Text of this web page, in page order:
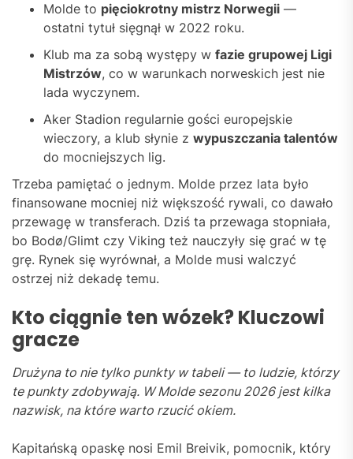
Molde to pięciokrotny mistrz Norwegii —
ostatni tytuł sięgnął w 2022 roku.
Klub ma za sobą występy w fazie grupowej Ligi
Mistrzów, co w warunkach norweskich jest nie
lada wyczynem.
Aker Stadion regularnie gości europejskie
wieczory, a klub słynie z wypuszczania talentów
do mocniejszych lig.
Trzeba pamiętać o jednym. Molde przez lata było
finansowane mocniej niż większość rywali, co dawało
przewagę w transferach. Dziś ta przewaga stopniała,
bo Bodø/Glimt czy Viking też nauczyły się grać w tę
grę. Rynek się wyrównał, a Molde musi walczyć
ostrzej niż dekadę temu.
Kto ciągnie ten wózek? Kluczowi
gracze
Drużyna to nie tylko punkty w tabeli — to ludzie, którzy
te punkty zdobywają. W Molde sezonu 2026 jest kilka
nazwisk, na które warto rzucić okiem.
Kapitańską opaskę nosi Emil Breivik, pomocnik, który